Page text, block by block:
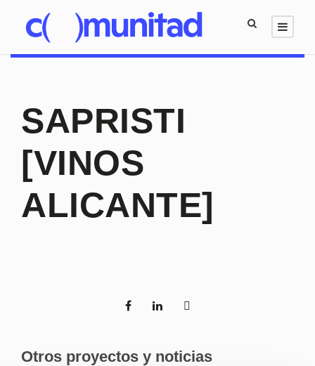
SAPRISTI
[VINOS
ALICANTE]
Otros proyectos y noticias